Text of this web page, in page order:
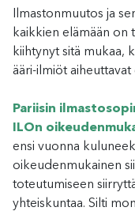
Ilmastonmuutos ja
kaikkien elämään on
kiihtynyt sitä mukaa,
ääri-ilmiöt
Pariisin
ILOn
ensi vuonna
oikeudenmukainen
toteutumiseen
yhteiskuntaa. Silti